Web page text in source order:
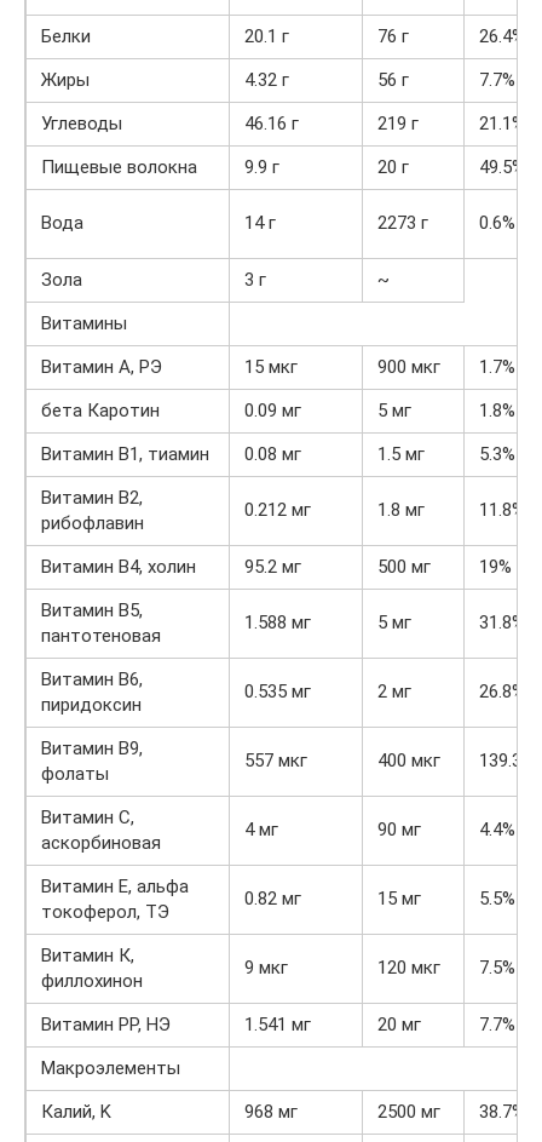
Белки
20.1 г 76 г
26.4%
Жиры
4.32 г 56 г
7.7%
Углеводы
46.16 г 219 г
21.1%
Пищевые волокна
9.9 г 20 г 49.5%
Вода 14 г 2273 г 0.6%
Зола 3 г
~
Витамины
Витамин А, РЭ
15 мкг 900 мкг
1.7%
бета Каротин
0.09 мг 5 мг
1.8%
Витамин В1, тиамин
0.08 мг 1.5 мг
5.3%
Витамин В2,
рибофлавин
0.212 мг 1.8 мг 11.8%
Витамин В4, холин 95.2 мг 500 мг
19%
Витамин В5,
пантотеновая
1.588 мг 5 мг 31.8%
Витамин В6,
пиридоксин
0.535 мг 2 мг 26.8%
Витамин В9,
фолаты
557 мкг 400 мкг 139.3%
Витамин C,
аскорбиновая
4 мг 90 мг 4.4%
Витамин Е, альфа
токоферол, ТЭ
0.82 мг 15 мг 5.5%
Витамин К,
филлохинон
9 мкг 120 мкг 7.5%
Витамин РР, НЭ 1.541 мг 20 мг
7.7%
Макроэлементы
Калий, K
968 мг 2500 мг
38.7%